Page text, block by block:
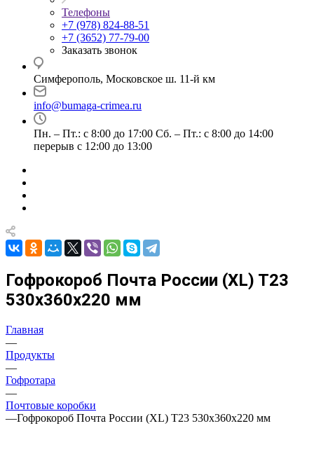
Телефоны
+7 (978) 824-88-51
+7 (3652) 77-79-00
Заказать звонок
Симферополь, Московское ш. 11-й км
info@bumaga-crimea.ru
Пн. – Пт.: с 8:00 до 17:00 Сб. – Пт.: с 8:00 до 14:00
перерыв с 12:00 до 13:00
Гофрокороб Почта России (XL) Т23
530x360x220 мм
Главная
—
Продукты
—
Гофротара
—
Почтовые коробки
—Гофрокороб Почта России (XL) Т23 530x360x220 мм